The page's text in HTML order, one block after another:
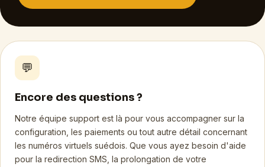
💬
Encore des questions ?
Notre équipe support est là pour vous accompagner sur la
configuration, les paiements ou tout autre détail concernant
les numéros virtuels suédois. Que vous ayez besoin d'aide
pour la redirection SMS, la prolongation de votre